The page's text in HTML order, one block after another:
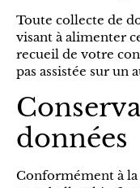
Toute collecte de
visant à alimenter
recueil de votre
pas assistée sur un
données
Conformément à